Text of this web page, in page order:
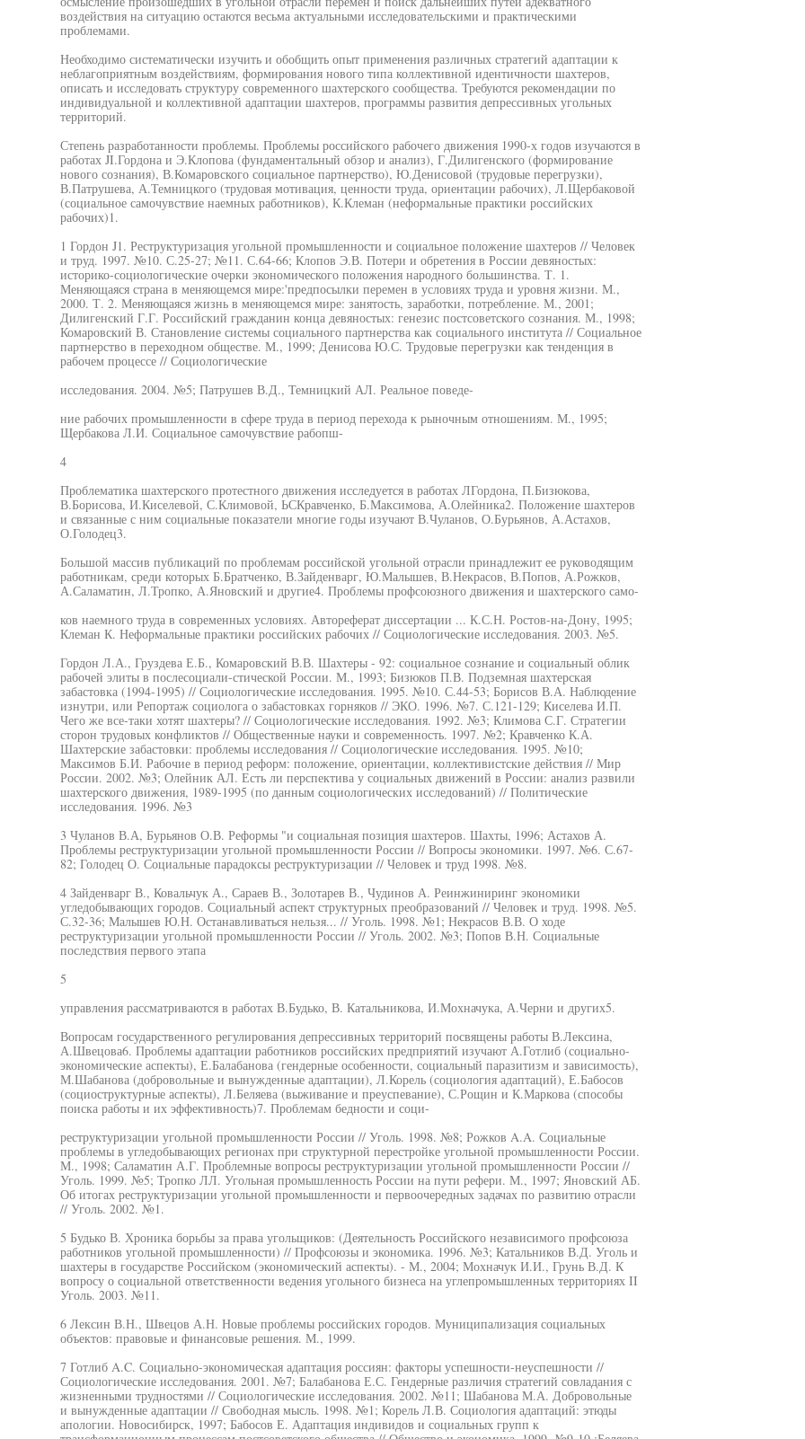
воздействия на ситуацию остаются весьма актуальными исследовательскими и практическими
проблемами.
Необходимо систематически изучить и обобщить опыт применения различных стратегий адаптации к
неблагоприятным воздействиям, формирования нового типа коллективной идентичности шахтеров,
описать и исследовать структуру современного шахтерского сообщества. Требуются рекомендации по
индивидуальной и коллективной адаптации шахтеров, программы развития депрессивных угольных
территорий.
Степень разработанности проблемы. Проблемы российского рабочего движения 1990-х годов изучаются в
работах JI.Гордона и Э.Клопова (фундаментальный обзор и анализ), Г.Дилигенского (формирование
нового сознания), В.Комаровского социальное партнерство), Ю.Денисовой (трудовые перегрузки),
В.Патрушева, А.Темницкого (трудовая мотивация, ценности труда, ориентации рабочих), Л.Щербаковой
(социальное самочувствие наемных работников), К.Клеман (неформальные практики российских
рабочих)1.
1 Гордон J1. Реструктуризация угольной промышленности и социальное положение шахтеров // Человек
и труд. 1997. №10. С.25-27; №11. С.64-66; Клопов Э.В. Потери и обретения в России девяностых:
историко-социологические очерки экономического положения народного большинства. Т. 1.
Меняющаяся страна в меняющемся мире:'предпосылки перемен в условиях труда и уровня жизни. М.,
2000. Т. 2. Меняющаяся жизнь в меняющемся мире: занятость, заработки, потребление. М., 2001;
Дилигенский Г.Г. Российский гражданин конца девяностых: генезис постсоветского сознания. М., 1998;
Комаровский В. Становление системы социального партнерства как социального института // Социальное
партнерство в переходном обществе. М., 1999; Денисова Ю.С. Трудовые перегрузки как тенденция в
рабочем процессе // Социологические
исследования. 2004. №5; Патрушев В.Д., Темницкий АЛ. Реальное поведе-
ние рабочих промышленности в сфере труда в период перехода к рыночным отношениям. М., 1995;
Щербакова Л.И. Социальное самочувствие рабопш-
4
Проблематика шахтерского протестного движения исследуется в работах ЛГордона, П.Бизюкова,
В.Борисова, И.Киселевой, С.Климовой, ЬСКравченко, Б.Максимова, А.Олейника2. Положение шахтеров
и связанные с ним социальные показатели многие годы изучают В.Чуланов, О.Бурьянов, А.Астахов,
О.Голодец3.
Большой массив публикаций по проблемам российской угольной отрасли принадлежит ее руководящим
работникам, среди которых Б.Братченко, В.Зайденварг, Ю.Малышев, В.Некрасов, В.Попов, А.Рожков,
А.Саламатин, Л.Тропко, А.Яновский и другие4. Проблемы профсоюзного движения и шахтерского само-
ков наемного труда в современных условиях. Автореферат диссертации ... К.С.Н. Ростов-на-Дону, 1995;
Клеман К. Неформальные практики российских рабочих // Социологические исследования. 2003. №5.
Гордон Л.А., Груздева Е.Б., Комаровский В.В. Шахтеры - 92: социальное сознание и социальный облик
рабочей элиты в послесоциали-стической России. М., 1993; Бизюков П.В. Подземная шахтерская
забастовка (1994-1995) // Социологические исследования. 1995. №10. С.44-53; Борисов В.А. Наблюдение
изнутри, или Репортаж социолога о забастовках горняков // ЭКО. 1996. №7. С.121-129; Киселева И.П.
Чего же все-таки хотят шахтеры? // Социологические исследования. 1992. №3; Климова С.Г. Стратегии
сторон трудовых конфликтов // Общественные науки и современность. 1997. №2; Кравченко К.А.
Шахтерские забастовки: проблемы исследования // Социологические исследования. 1995. №10;
Максимов Б.И. Рабочие в период реформ: положение, ориентации, коллективистские действия // Мир
России. 2002. №3; Олейник АЛ. Есть ли перспектива у социальных движений в России: анализ развили
шахтерского движения, 1989-1995 (по данным социологических исследований) // Политические
исследования. 1996. №3
3 Чуланов В.А, Бурьянов О.В. Реформы "и социальная позиция шахтеров. Шахты, 1996; Астахов А.
Проблемы реструктуризации угольной промышленности России // Вопросы экономики. 1997. №6. С.67-
82; Голодец О. Социальные парадоксы реструктуризации // Человек и труд 1998. №8.
4 Зайденварг В., Ковальчук А., Сараев В., Золотарев В., Чудинов А. Реинжиниринг экономики
угледобывающих городов. Социальный аспект структурных преобразований // Человек и труд. 1998. №5.
С.32-36; Малышев Ю.Н. Останавливаться нельзя... // Уголь. 1998. №1; Некрасов В.В. О ходе
реструктуризации угольной промышленности России // Уголь. 2002. №3; Попов В.Н. Социальные
последствия первого этапа
5
управления рассматриваются в работах В.Будько, В. Катальникова, И.Мохначука, А.Черни и других5.
Вопросам государственного регулирования депрессивных территорий посвящены работы В.Лексина,
А.Швецова6. Проблемы адаптации работников российских предприятий изучают А.Готлиб (социально-
экономические аспекты), Е.Балабанова (гендерные особенности, социальный паразитизм и зависимость),
М.Шабанова (добровольные и вынужденные адаптации), Л.Корель (социология адаптаций), Е.Бабосов
(социоструктурные аспекты), Л.Беляева (выживание и преуспевание), С.Рощин и К.Маркова (способы
поиска работы и их эффективность)7. Проблемам бедности и соци-
реструктуризации угольной промышленности России // Уголь. 1998. №8; Рожков A.A. Социальные
проблемы в угледобывающих регионах при структурной перестройке угольной промышленности России.
М., 1998; Саламатин А.Г. Проблемные вопросы реструктуризации угольной промышленности России //
Уголь. 1999. №5; Тропко ЛЛ. Угольная промышленность России на пути рефери. М., 1997; Яновский АБ.
Об итогах реструктуризации угольной промышленности и первоочередных задачах по развитию отрасли
// Уголь. 2002. №1.
5 Будько В. Хроника борьбы за права угольщиков: (Деятельность Российского независимого профсоюза
работников угольной промышленности) // Профсоюзы и экономика. 1996. №3; Катальников В.Д. Уголь и
шахтеры в государстве Российском (экономический аспекты). - М., 2004; Мохначук И.И., Грунь В.Д. К
вопросу о социальной ответственности ведения угольного бизнеса на углепромышленных территориях II
Уголь. 2003. №11.
6 Лексин В.Н., Швецов А.Н. Новые проблемы российских городов. Муниципализация социальных
объектов: правовые и финансовые решения. М., 1999.
7 Готлиб A.C. Социально-экономическая адаптация россиян: факторы успешности-неуспешности //
Социологические исследования. 2001. №7; Балабанова Е.С. Гендерные различия стратегий совладания с
жизненными трудностями // Социологические исследования. 2002. №11; Шабанова М.А. Добровольные
и вынужденные адаптации // Свободная мысль. 1998. №1; Корель Л.В. Социология адаптаций: этюды
апологии. Новосибирск, 1997; Бабосов Е. Адаптация индивидов и социальных групп к